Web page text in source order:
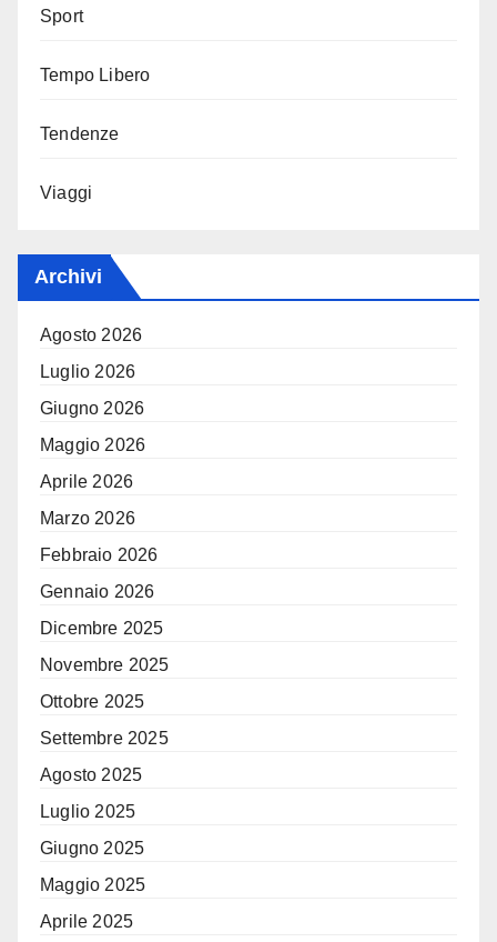
Sport
Tempo Libero
Tendenze
Viaggi
Archivi
Agosto 2026
Luglio 2026
Giugno 2026
Maggio 2026
Aprile 2026
Marzo 2026
Febbraio 2026
Gennaio 2026
Dicembre 2025
Novembre 2025
Ottobre 2025
Settembre 2025
Agosto 2025
Luglio 2025
Giugno 2025
Maggio 2025
Aprile 2025